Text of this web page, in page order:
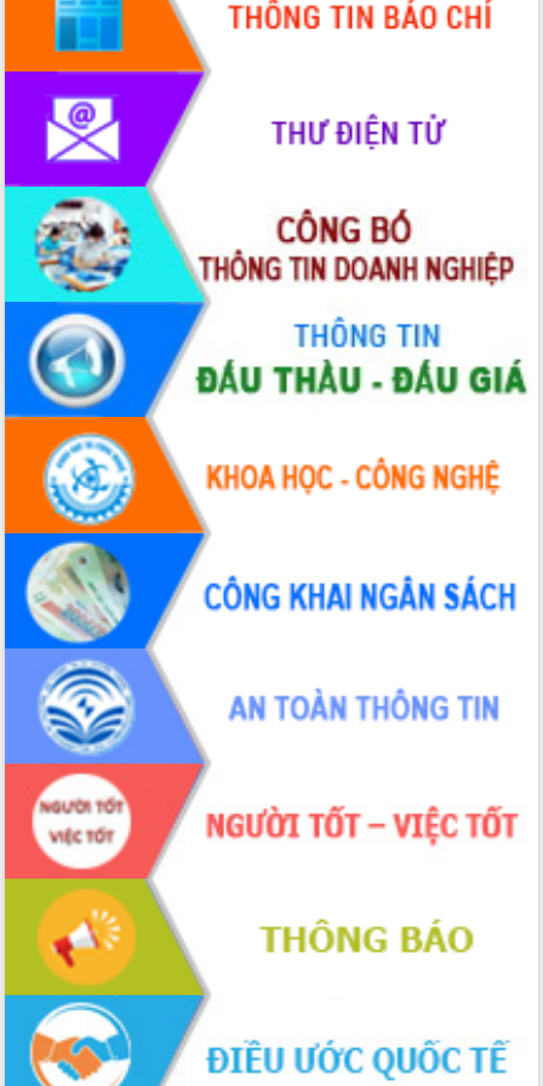
Xây dựng nông thôn mới: Nâng cao đời
sống người dân từ những mô hình thiết
Quyết liệt tháo gỡ vướng mắc, đẩy
nhanh tiến độ các dự án trọng điểm
trong Khu kinh tế Nam Phú Yên
Hòn Yến phát triển du lịch gắn với bảo
tồn biển
Lấy ý kiến điều chỉnh Quy hoạch tỉnh
Đắk Lắk thời kỳ 2021-2030, tầm nhìn
đến năm 2050
Phát động chiến dịch 30 ngày đêm
giải phóng mặt bằng Tuyến đường bộ
ven biển
Đắk Lắk nỗ lực thúc đẩy tăng trưởng
kinh tế từ 10% trở lên trong Quý
II/2026
Đắk Lắk ký kết thỏa thuận hợp tác về
chuyển đổi số giai đoạn 2026 – 2030
với Tập đoàn Bưu chính Viễn thông
Việt Nam
Thứ trưởng Bộ Y tế làm việc với tỉnh
Đắk Lắk về phát triển nhân lực y tế
cho trạm y tế cấp xã
Du lịch Đắk Lắk nâng tầm trải nghiệm
du khách thông qua Hệ thống cơ sở dữ
liệu và Bản đồ số
Tập huấn ứng dụng trí tuệ nhân tạo (AI)
trong thương mại điện tử năm 2026
Đoàn đại biểu Quốc hội tỉnh Đắk Lắk
trao đổi thông tin trước Kỳ họp thứ
nhất, Quốc hội khóa XVI
Quyết liệt cải cách hành chính, khơi
thông nguồn lực phát triển
Nâng cao hiệu lực, hiệu quả HĐND
tỉnh thông qua hiện đại hóa hành chính
Xã Ea Phê gắn cải cách hành chính với
chuyển đổi số
Phó Chủ tịch Thường trực UBND tỉnh
Hồ Thị Nguyên Thảo làm việc tại Trung
tâm Phục vụ hành chính công xã Ea